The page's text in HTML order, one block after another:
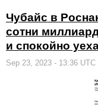
Чубайс в
сотни
и спокойно
Sep 23, 2023 - 13:36 UTC